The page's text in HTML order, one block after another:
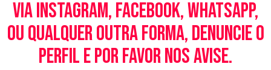
via Instagram, Facebook, WhatsApp,
ou qualquer outra forma, denuncie o
perfil e por favor nos avise.